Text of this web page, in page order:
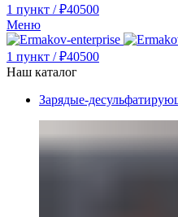
1 пункт / ₽40500
Меню
1 пункт / ₽40500
Наш каталог
Зарядые-